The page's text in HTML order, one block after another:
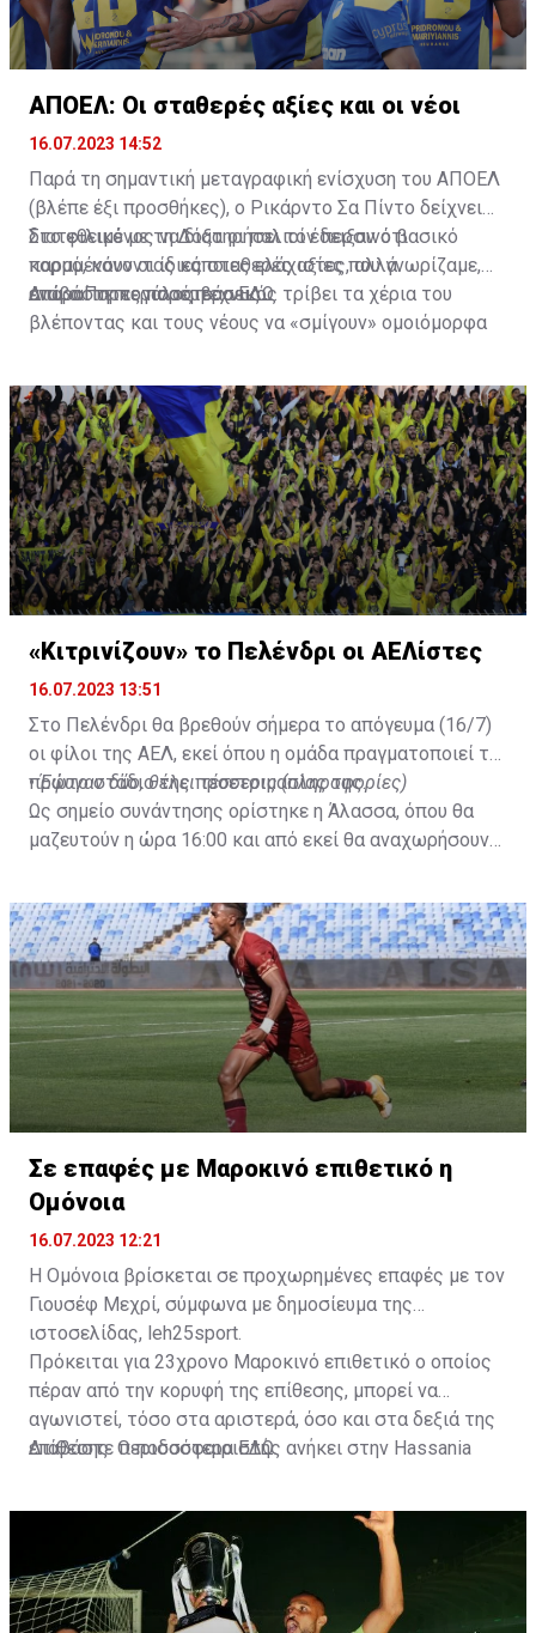
ΑΠΟΕΛ: Οι σταθερές αξίες και οι νέοι
16.07.2023 14:52
Παρά τη σημαντική μεταγραφική ενίσχυση του ΑΠΟΕΛ
(βλέπε έξι προσθήκες), ο Ρικάρντο Σα Πίντο δείχνει
διατεθειμένος να διατηρήσει τον περσινό βασικό
κορμό, κάνοντας κάποιες ελάχιστες, αλλά
απαραίτητες παρεμβάσεις.
Στο φιλικό με τη Δόξα οι παλιοί έδειξαν ότι
παραμένουν οι ίδιες σταθερές αξίες που γνωρίζαμε,
ενώ ο Πορτογάλος τεχνικός τρίβει τα χέρια του
βλέποντας και τους νέους να «σμίγουν» ομοιόμορφα
Διαβάστε περισσότεραΕΔΩ.
«Κιτρινίζουν» το Πελένδρι οι ΑΕΛίστες
16.07.2023 13:51
Στο Πελένδρι θα βρεθούν σήμερα το απόγευμα (16/7)
οι φίλοι της ΑΕΛ, εκεί όπου η ομάδα πραγματοποιεί το
πρώτο στάδιο της προετοιμασίας της.
•Έφυγαν δύο, θέλει τέσσερις (πληροφορίες)
Ως σημείο συνάντησης ορίστηκε η Άλασσα, όπου θα
μαζευτούν η ώρα 16:00 και από εκεί θα αναχωρήσουν
της ομάδας.
Σε επαφές με Μαροκινό επιθετικό η
Ομόνοια
16.07.2023 12:21
Η Ομόνοια βρίσκεται σε προχωρημένες επαφές με τον
Γιουσέφ Μεχρί, σύμφωνα με δημοσίευμα της
ιστοσελίδας, leh25sport.
Πρόκειται για 23χρονο Μαροκινό επιθετικό ο οποίος
πέραν από την κορυφή της επίθεσης, μπορεί να
αγωνιστεί, τόσο στα αριστερά, όσο και στα δεξιά της
επίθεσης. Ο ποδοσφαιριστής ανήκει στην Hassania
Διαβάστε περισσότεραΕΔΩ.